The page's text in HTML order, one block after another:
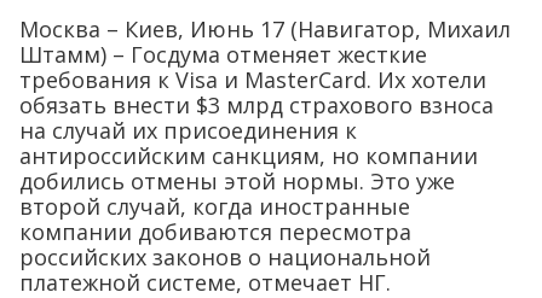
Москва – Киев, Июнь 17 (Навигатор, Михаил
Штамм) – Госдума отменяет жесткие
требования к Visa и MasterCard. Их хотели
обязать внести $3 млрд страхового взноса
на случай их присоединения к
антироссийским санкциям, но компании
добились отмены этой нормы. Это уже
второй случай, когда иностранные
компании добиваются пересмотра
российских законов о национальной
платежной системе, отмечает НГ.